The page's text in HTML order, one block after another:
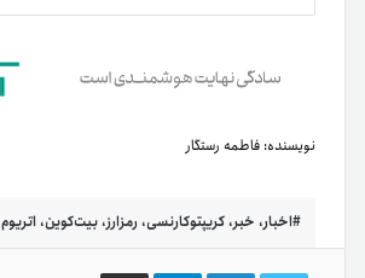
نویسنده: فاطمه رستگار
اخبار، خبر، کریپتوکارنسی، رمزارز، بیت‌کوین، اتریوم